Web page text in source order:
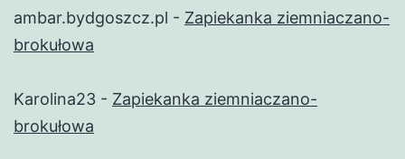
ambar.bydgoszcz.pl - Zapiekanka ziemniaczano-
brokułowa
Karolina23 - Zapiekanka ziemniaczano-
brokułowa